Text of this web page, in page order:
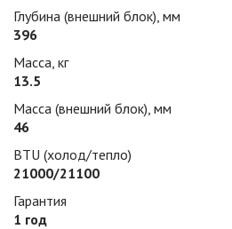
Глубина (внешний блок), мм
396
Масса, кг
13.5
Масса (внешний блок), мм
46
BTU (холод/тепло)
21000/21100
Гарантия
1 год